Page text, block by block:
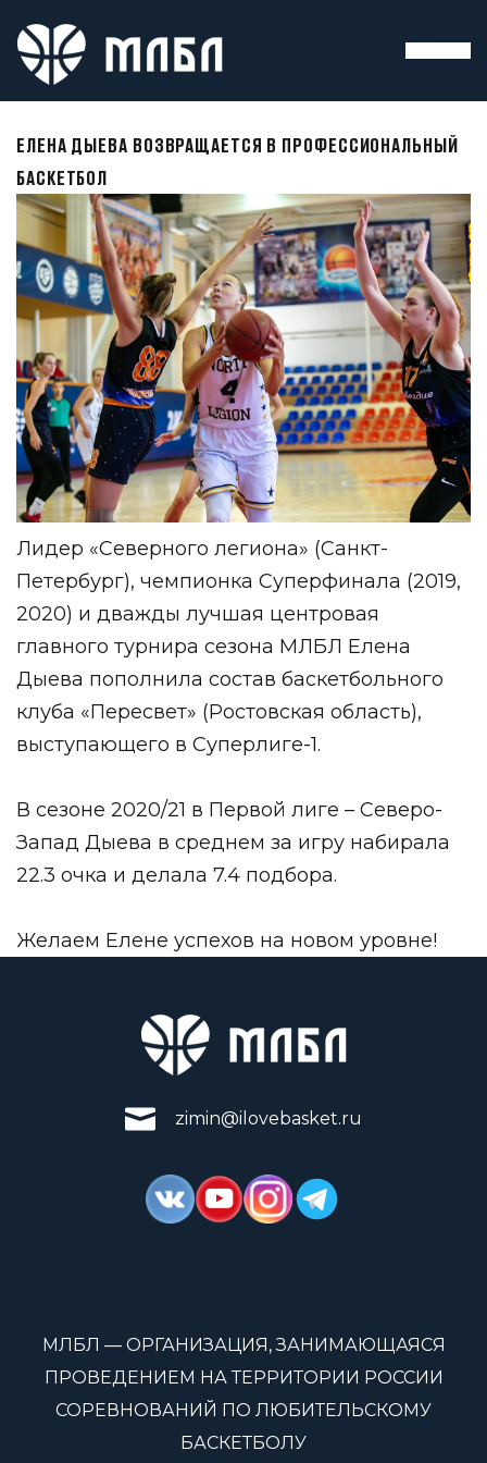
ЕЛЕНА ДЫЕВА ВОЗВРАЩАЕТСЯ В ПРОФЕССИОНАЛЬНЫЙ
БАСКЕТБОЛ
Лидер «Северного легиона» (Санкт-
Петербург), чемпионка Суперфинала (2019,
2020) и дважды лучшая центровая
главного турнира сезона МЛБЛ Елена
Дыева пополнила состав баскетбольного
клуба «Пересвет» (Ростовская область),
выступающего в Суперлиге-1.
В сезоне 2020/21 в Первой лиге – Северо-
Запад Дыева в среднем за игру набирала
22.3 очка и делала 7.4 подбора.
Желаем Елене успехов на новом уровне!
zimin@ilovebasket.ru
МЛБЛ — ОРГАНИЗАЦИЯ, ЗАНИМАЮЩАЯСЯ
ПРОВЕДЕНИЕМ НА ТЕРРИТОРИИ РОССИИ
СОРЕВНОВАНИЙ ПО ЛЮБИТЕЛЬСКОМУ
БАСКЕТБОЛУ